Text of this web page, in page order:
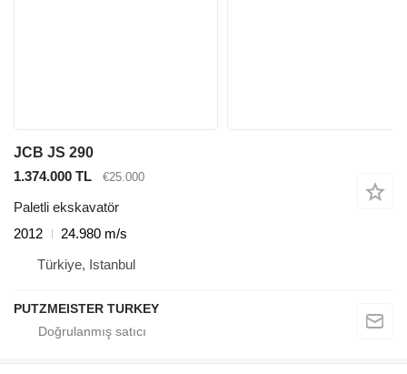
JCB JS 290
1.374.000 TL
€25.000
Paletli ekskavatör
2012
24.980 m/s
Türkiye, Istanbul
PUTZMEISTER TURKEY